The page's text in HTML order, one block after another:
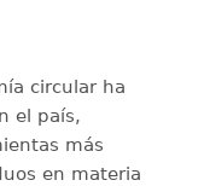
circular ha
el país,
más
en materia